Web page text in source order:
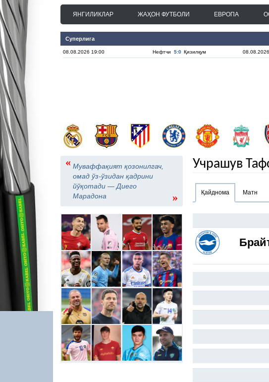
ЯНГИЛИКЛАР ЖАҲОН ФУТБОЛИ ЕВРОПА
Суперлига
08.08.2026 19:00 Нефтчи 5:0 Қизилқум
« Муваффақият қозонилгач,
омад ўз-ўзидан қадрини
йўқотади — Диего
Марадона
»
Учрашув
Қайднома Матн